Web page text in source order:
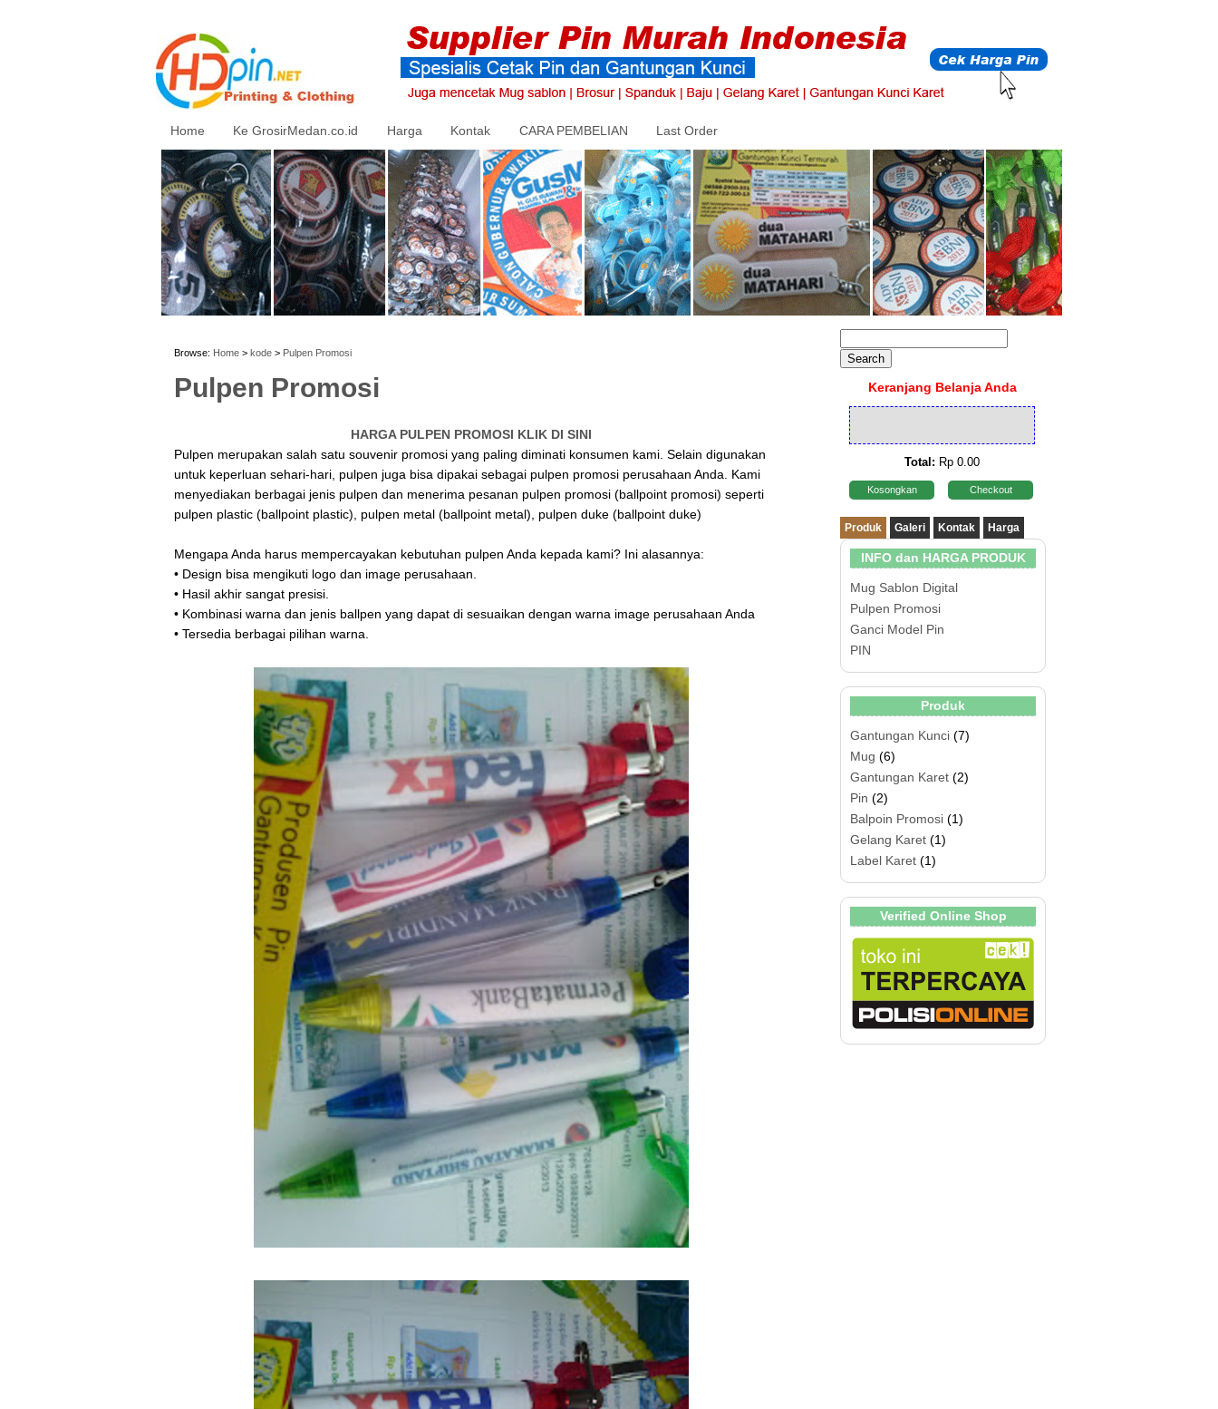
Home Ke GrosirMedan.co.id Harga Kontak CARA PEMBELIAN Last Order
Browse: Home > kode > Pulpen Promosi
Pulpen Promosi
HARGA PULPEN PROMOSI KLIK DI SINI
Pulpen merupakan salah satu souvenir promosi yang paling diminati konsumen kami. Selain digunakan
untuk keperluan sehari-hari, pulpen juga bisa dipakai sebagai pulpen promosi perusahaan Anda. Kami
menyediakan berbagai jenis pulpen dan menerima pesanan pulpen promosi (ballpoint promosi) seperti
pulpen plastic (ballpoint plastic), pulpen metal (ballpoint metal), pulpen duke (ballpoint duke)
Mengapa Anda harus mempercayakan kebutuhan pulpen Anda kepada kami? Ini alasannya:
• Design bisa mengikuti logo dan image perusahaan.
• Hasil akhir sangat presisi.
• Kombinasi warna dan jenis ballpen yang dapat di sesuaikan dengan warna image perusahaan Anda
• Tersedia berbagai pilihan warna.
Keranjang Belanja Anda
Total: Rp 0.00
Kosongkan Checkout
Produk Galeri Kontak Harga
INFO dan HARGA PRODUK
Mug Sablon Digital
Pulpen Promosi
Ganci Model Pin
PIN
Produk
Gantungan Kunci (7)
Mug (6)
Gantungan Karet (2)
Pin (2)
Balpoin Promosi (1)
Gelang Karet (1)
Label Karet (1)
Verified Online Shop